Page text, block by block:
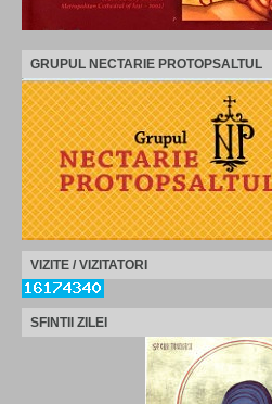
GRUPUL NECTARIE PROTOPSALTUL
VIZITE / VIZITATORI
SFINTII ZILEI